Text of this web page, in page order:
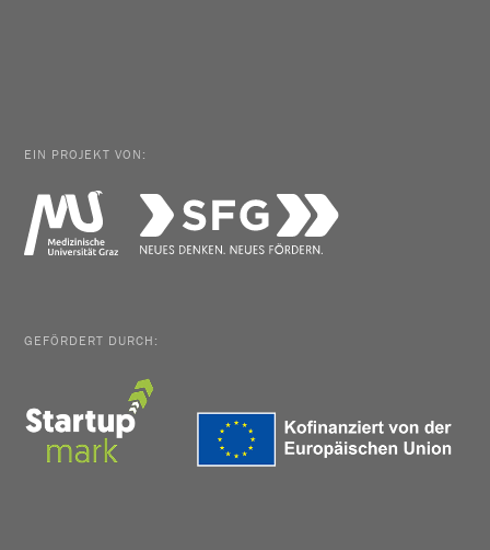
EIN PROJEKT VON:
GEFÖRDERT DURCH: